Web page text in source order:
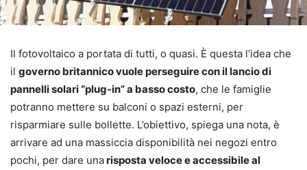
Il fotovoltaico a portata di tutti, o quasi. È questa l’idea che
il governo britannico vuole perseguire con il lancio di
pannelli solari “plug-in” a basso costo, che le famiglie
potranno mettere su balconi o spazi esterni, per
risparmiare sulle bollette. L’obiettivo, spiega una nota, è
arrivare ad una massiccia disponibilità nei negozi entro
pochi, per dare unarisposta veloce e accessibile al